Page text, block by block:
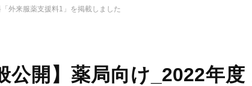
外来服薬支援料1」を掲載しました
公開】薬局向け_2022年